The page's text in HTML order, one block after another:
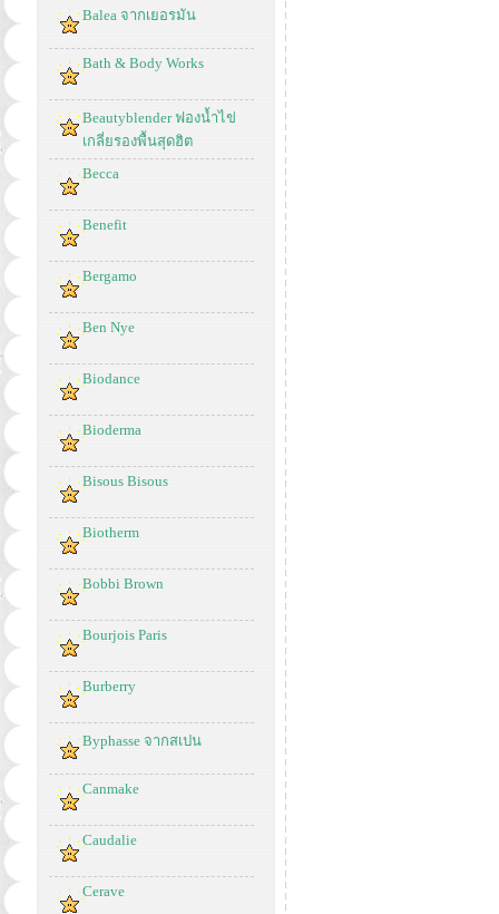
Balea จากเยอรมัน
Bath & Body Works
Beautyblender ฟองน้ำไข่
เกลี่ยรองพื้นสุดฮิต
Becca
Benefit
Bergamo
Ben Nye
Biodance
Bioderma
Bisous Bisous
Biotherm
Bobbi Brown
Bourjois Paris
Burberry
Byphasse จากสเปน
Canmake
Caudalie
Cerave